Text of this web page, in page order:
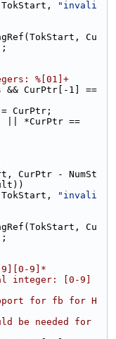
"invali
Cu
%[01]+
CurPtr;
CurPtr - NumSt
"invali
Cu
9]*
integer: [0-9]
for fb for H
be needed for